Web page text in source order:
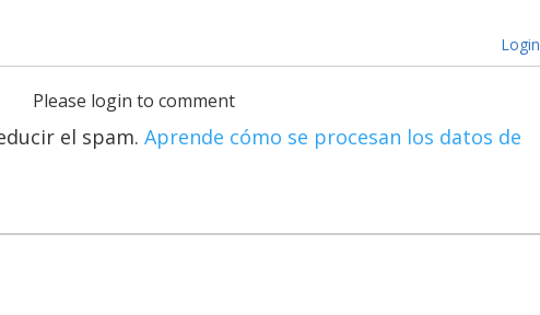
Login
Please login to comment
el spam.Aprende cómo se procesan los datos de